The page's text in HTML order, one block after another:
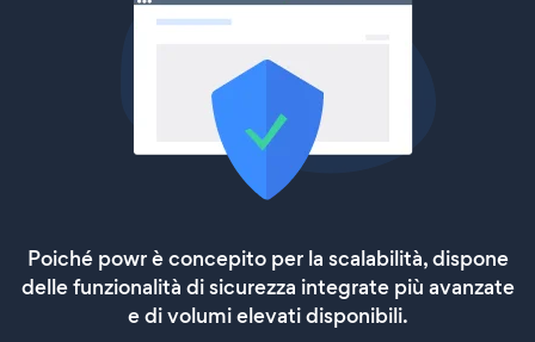
Poiché powr è concepito per la scalabilità, dispone
delle funzionalità di sicurezza integrate più avanzate
e di volumi elevati disponibili.